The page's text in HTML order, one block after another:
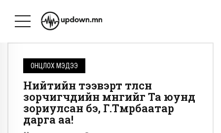
ОНЦЛОХ МЭДЭЭ
Нийтийн тээвэрт төлсөн
зорчигчдийн мөнгийг Та юунд
зориулсан бэ, Г.Төмөрбаатар
дарга аа!